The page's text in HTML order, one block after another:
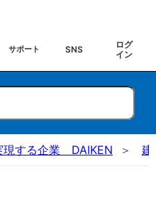
サポート SNS
ログ
イン
現する企業 DAIKEN 建